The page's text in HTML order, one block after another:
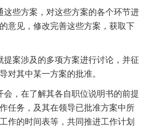
这些方案，对这些方案的各个环节进
意见，修改完善这些方案，获取下
提案涉及的多项方案进行讨论，并征
对其中某一方案的批准。
会，在了解其各自职位说明书的前提
任务，及其在领导已批准方案中所
作的时间表等，共同推进工作计划